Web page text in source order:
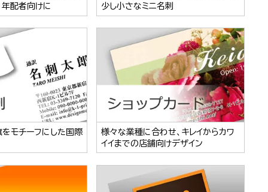
年配者向けに
少し小さなミニ名刺
モチーフにした国際
様々な業種に合わせ、キレイからカワ
イイまでの店舗向けデザイン